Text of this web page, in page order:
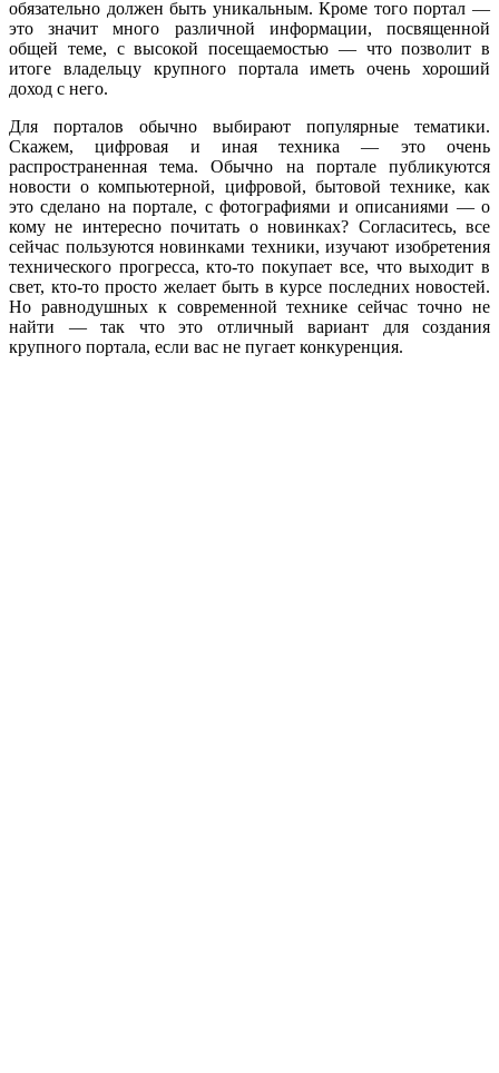
обязательно должен быть уникальным. Кроме того портал —
это значит много различной информации, посвященной
общей теме, с высокой посещаемостью — что позволит в
итоге владельцу крупного портала иметь очень хороший
доход с него.
Для порталов обычно выбирают популярные тематики.
Скажем, цифровая и иная техника — это очень
распространенная тема. Обычно на портале публикуются
новости о компьютерной, цифровой, бытовой технике, как
это сделано на портале, с фотографиями и описаниями — о
кому не интересно почитать о новинках? Согласитесь, все
сейчас пользуются новинками техники, изучают изобретения
технического прогресса, кто-то покупает все, что выходит в
свет, кто-то просто желает быть в курсе последних новостей.
Но равнодушных к современной технике сейчас точно не
найти — так что это отличный вариант для создания
крупного портала, если вас не пугает конкуренция.